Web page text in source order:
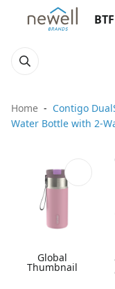
Home
Contigo
Water Bottle with 2-
Global
Thumbnail